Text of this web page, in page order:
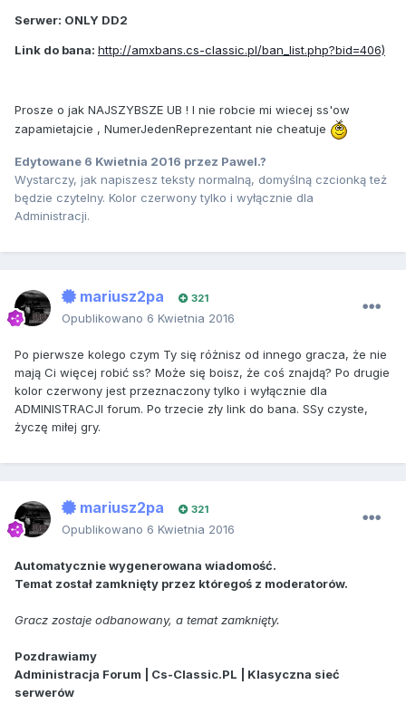
Serwer: ONLY DD2
Link do bana: http://amxbans.cs-classic.pl/ban_list.php?bid=406)
Prosze o jak NAJSZYBSZE UB ! I nie robcie mi wiecej ss'ow
zapamietajcie , NumerJedenReprezentant nie cheatuje
Edytowane 6 Kwietnia 2016 przez Pawel.?
Wystarczy, jak napiszesz teksty normalną, domyślną czcionką też
będzie czytelny. Kolor czerwony tylko i wyłącznie dla
Administracji.
mariusz2pa 321
Opublikowano 6 Kwietnia 2016
Po pierwsze kolego czym Ty się różnisz od innego gracza, że nie
mają Ci więcej robić ss? Może się boisz, że coś znajdą? Po drugie
kolor czerwony jest przeznaczony tylko i wyłącznie dla
ADMINISTRACJI forum. Po trzecie zły link do bana. SSy czyste,
życzę miłej gry.
mariusz2pa 321
Opublikowano 6 Kwietnia 2016
Automatycznie wygenerowana wiadomość.
Temat został zamknięty przez któregoś z moderatorów.
Gracz zostaje odbanowany, a temat zamknięty.
Pozdrawiamy
Administracja Forum | Cs-Classic.PL | Klasyczna sieć
serwerów